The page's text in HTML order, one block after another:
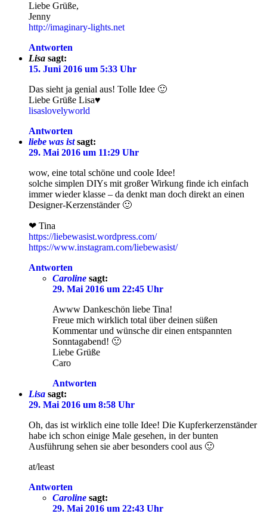
Liebe Grüße,
Jenny
http://imaginary-lights.net
Antworten
Lisa sagt:
15. Juni 2016 um 5:33 Uhr
Das sieht ja genial aus! Tolle Idee 🙂
Liebe Grüße Lisa♥
lisaslovelyworld
Antworten
liebe was ist sagt:
29. Mai 2016 um 11:29 Uhr
wow, eine total schöne und coole Idee!
solche simplen DIYs mit großer Wirkung finde ich einfach
immer wieder klasse – da denkt man doch direkt an einen
Designer-Kerzenständer 🙂
❤ Tina
https://liebewasist.wordpress.com/
https://www.instagram.com/liebewasist/
Antworten
Caroline sagt:
29. Mai 2016 um 22:45 Uhr
Awww Dankeschön liebe Tina!
Freue mich wirklich total über deinen süßen
Kommentar und wünsche dir einen entspannten
Sonntagabend! 🙂
Liebe Grüße
Caro
Antworten
Lisa sagt:
29. Mai 2016 um 8:58 Uhr
Oh, das ist wirklich eine tolle Idee! Die Kupferkerzenständer
habe ich schon einige Male gesehen, in der bunten
Ausführung sehen sie aber besonders cool aus 🙂
at/least
Antworten
Caroline sagt:
29. Mai 2016 um 22:43 Uhr